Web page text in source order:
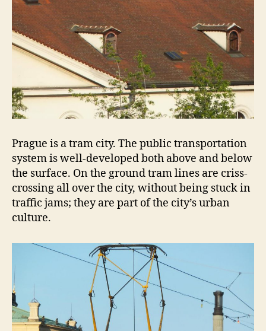
Prague is a tram city. The public transportation
system is well-developed both above and below
the surface. On the ground tram lines are criss-
crossing all over the city, without being stuck in
traffic jams; they are part of the city’s urban
culture.